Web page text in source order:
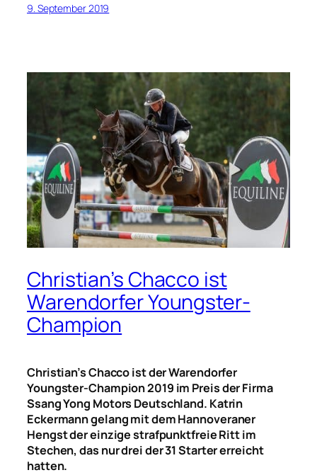
9. September 2019
Christian’s Chacco ist
Warendorfer Youngster-
Champion
Christian’s Chacco ist der Warendorfer
Youngster-Champion 2019 im Preis der Firma
Ssang Yong Motors Deutschland. Katrin
Eckermann gelang mit dem Hannoveraner
Hengst der einzige strafpunktfreie Ritt im
Stechen, das nur drei der 31 Starter erreicht
hatten.